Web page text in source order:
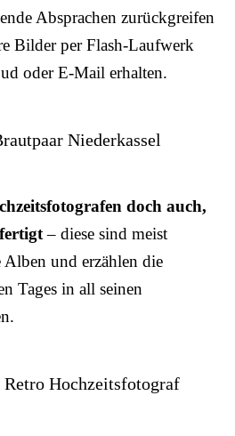
Absprachen zurückgreifen
Bilder per Flash-Laufwerk
oder E-Mail erhalten.
doch auch,
– diese sind meist
Alben und erzählen die
Tages in all seinen